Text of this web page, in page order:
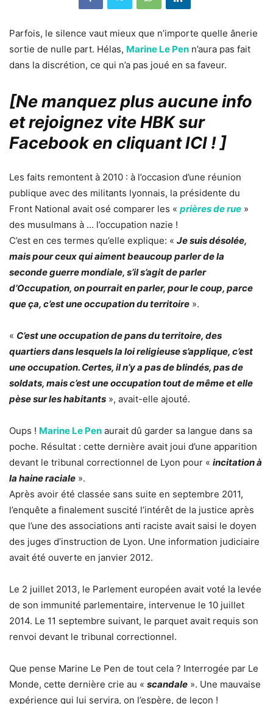
Parfois, le silence vaut mieux que n’importe quelle ânerie
sortie de nulle part. Hélas, Marine Le Pen n’aura pas fait
dans la discrétion, ce qui n’a pas joué en sa faveur.
[Ne manquez plus aucune info
et rejoignez vite HBK sur
Facebook en cliquant ICI !]
Les faits remontent à 2010 : à l’occasion d’une réunion
publique avec des militants lyonnais, la présidente du
Front National avait osé comparer les « prières de rue »
des musulmans à … l’occupation nazie !
C’est en ces termes qu’elle explique: « Je suis désolée,
mais pour ceux qui aiment beaucoup parler de la
seconde guerre mondiale, s’il s’agit de parler
d’Occupation, on pourrait en parler, pour le coup, parce
que ça, c’est une occupation du territoire ».
« C’est une occupation de pans du territoire, des
quartiers dans lesquels la loi religieuse s’applique, c’est
une occupation. Certes, il n’y a pas de blindés, pas de
soldats, mais c’est une occupation tout de même et elle
pèse sur les habitants », avait-elle ajouté.
Oups ! Marine Le Pen aurait dû garder sa langue dans sa
poche. Résultat : cette dernière avait joui d’une apparition
devant le tribunal correctionnel de Lyon pour « incitation à
la haine raciale ».
Après avoir été classée sans suite en septembre 2011,
l’enquête a finalement suscité l’intérêt de la justice après
que l’une des associations anti raciste avait saisi le doyen
des juges d’instruction de Lyon. Une information judiciaire
avait été ouverte en janvier 2012.
Le 2 juillet 2013, le Parlement européen avait voté la levée
de son immunité parlementaire, intervenue le 10 juillet
2014. Le 11 septembre suivant, le parquet avait requis son
renvoi devant le tribunal correctionnel.
Que pense Marine Le Pen de tout cela ? Interrogée par Le
Monde, cette dernière crie au « scandale ». Une mauvaise
expérience qui lui servira, on l’espère, de leçon !